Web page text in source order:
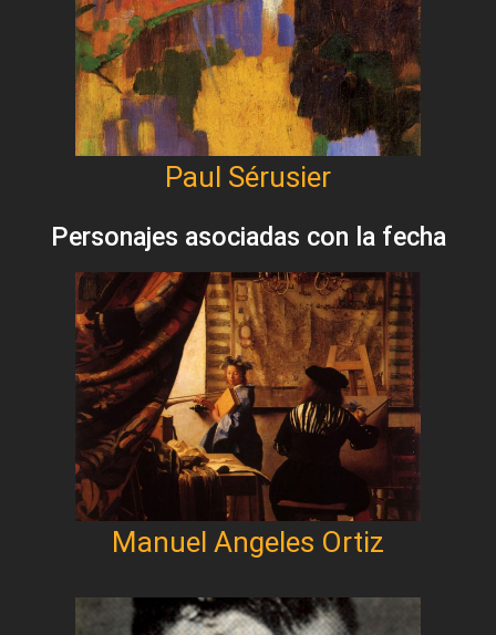
Paul Sérusier
Personajes asociadas con la fecha
Manuel Angeles Ortiz